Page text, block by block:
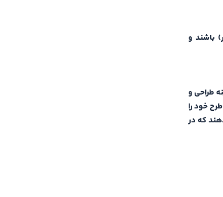
باشند و
طراحی و
خود را
که در